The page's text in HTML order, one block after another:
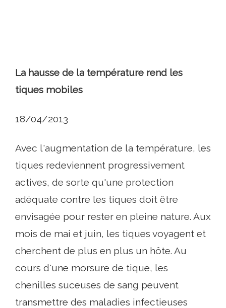
La hausse de la température rend les
tiques mobiles
18/04/2013
Avec l'augmentation de la température, les
tiques redeviennent progressivement
actives, de sorte qu'une protection
adéquate contre les tiques doit être
envisagée pour rester en pleine nature. Aux
mois de mai et juin, les tiques voyagent et
cherchent de plus en plus un hôte. Au
cours d'une morsure de tique, les
chenilles suceuses de sang peuvent
transmettre des maladies infectieuses